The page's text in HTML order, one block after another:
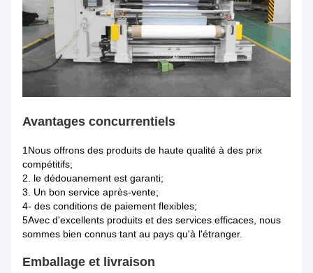
Avantages concurrentiels
1Nous offrons des produits de haute qualité à des prix
compétitifs;
2. le dédouanement est garanti;
3. Un bon service après-vente;
4- des conditions de paiement flexibles;
5Avec d'excellents produits et des services efficaces, nous
sommes bien connus tant au pays qu'à l'étranger.
Emballage et livraison